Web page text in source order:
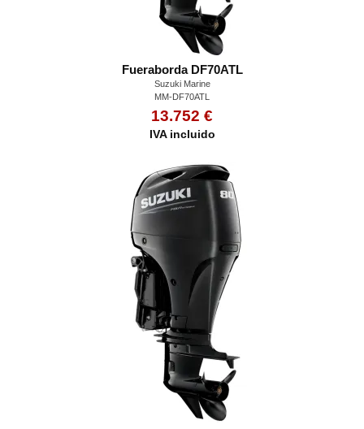
Fueraborda DF70ATL
Suzuki Marine
MM-DF70ATL
13.752 €
IVA incluido